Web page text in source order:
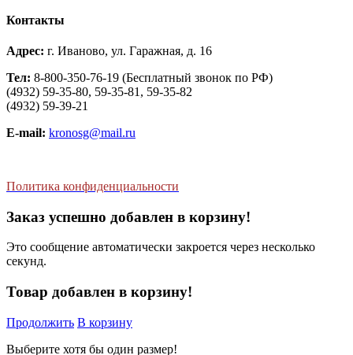
Контакты
Адрес: г. Иваново, ул. Гаражная, д. 16
Тел: 8-800-350-76-19 (Бесплатный звонок по РФ)
(4932) 59-35-80, 59-35-81, 59-35-82
(4932) 59-39-21
E-mail: kronosg@mail.ru
Политика конфиденциальности
Заказ успешно добавлен в корзину!
Это сообщение автоматически закроется через несколько
секунд.
Товар добавлен в корзину!
Продолжить В корзину
Выберите хотя бы один размер!